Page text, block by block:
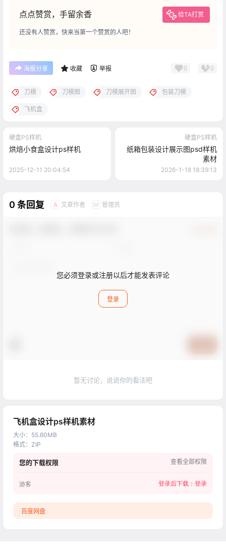
点点赞赏，手留余香 给TA打赏
还没有人赞赏，快来当第一个赞赏的人吧！
海报分享 收藏 举报 0 0
刀模 刀模图 刀模展开图 包装刀模
飞机盒
硬盒PS样机
烘焙小食盒设计ps样机
2025-12-11 20:04:54
硬盒PS样机
纸箱包装设计展示图psd样机
素材
2026-1-18 18:39:13
0 条回复 A 文章作者 M 管理员
您必须登录或注册以后才能发表评论
登录
暂无讨论，说说你的看法吧
飞机盒设计ps样机素材
大小： 55.60MB
格式： ZIP
您的下载权限 查看全部权限
游客 登录后下载： 登录
百度网盘